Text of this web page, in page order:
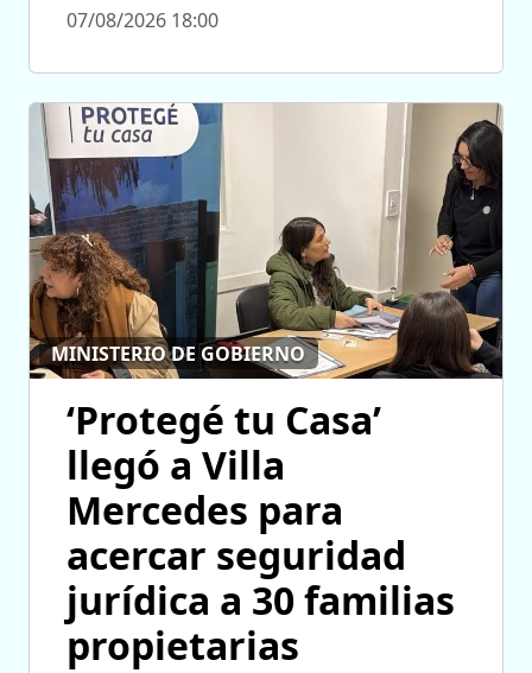
07/08/2026 18:00
MINISTERIO DE GOBIERNO
‘Protegé tu Casa’
llegó a Villa
Mercedes para
acercar seguridad
jurídica a 30 familias
propietarias